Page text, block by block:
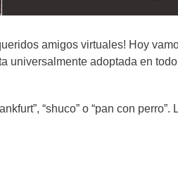
amigos virtuales! Hoy
universalmente adoptada en
“shuco” o “pan con perro”.